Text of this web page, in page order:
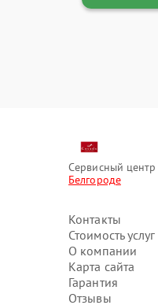
Сервисный
Белгороде
Контакты
Стоимость услуг
О компании
Карта сайта
Гарантия
Отзывы